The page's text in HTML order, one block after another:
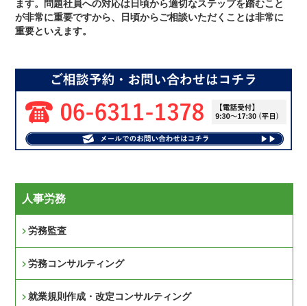
ます。問題社員への対応は日頃から適切なステップを踏むこと
が非常に重要ですから、日頃からご相談いただくことは非常に
重要といえます。
人事労務
労務監査
労務コンサルティング
就業規則作成・改定コンサルティング